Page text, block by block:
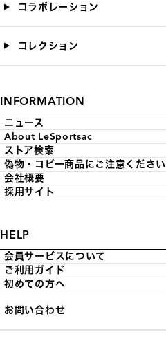
コラボレーション
コレクション
INFORMATION
ニュース
About LeSportsac
ストア検索
偽物・コピー商品にご注意ください
会社概要
採用サイト
HELP
会員サービスについて
ご利用ガイド
初めての方へ
お問い合わせ